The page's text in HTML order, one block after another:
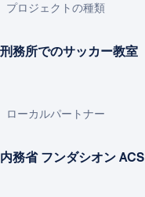
プロジェクトの種類
刑務所でのサッカー教室
ローカルパートナー
内務省 フンダシオン ACS